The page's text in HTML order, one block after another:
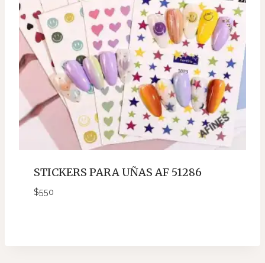
STICKERS PARA UÑAS AF 51286
$550